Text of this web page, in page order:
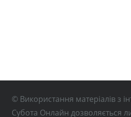
© Використання матеріалів з
Субота Онлайн дозволяється